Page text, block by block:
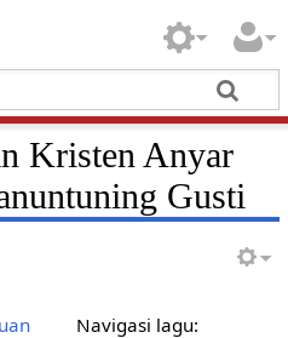
Kristen Anyar
Gusti
Navigasi lagu: